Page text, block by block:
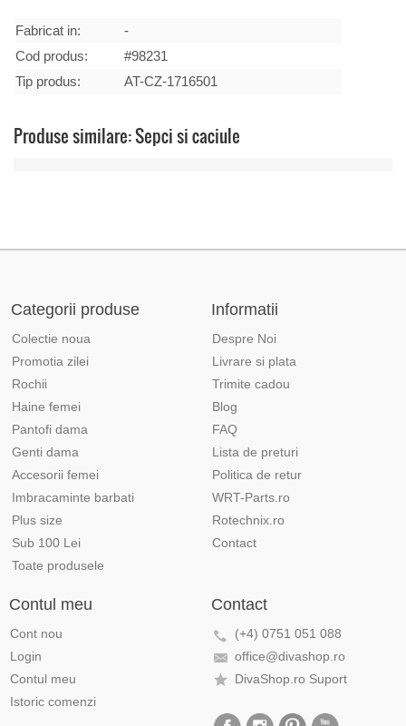
Fabricat in:
-
Cod produs:
#98231
Tip produs:
AT-CZ-1716501
Produse similare: Sepci si caciule
Categorii produse
Colectie noua
Promotia zilei
Rochii
Haine femei
Pantofi dama
Genti dama
Accesorii femei
Imbracaminte barbati
Plus size
Sub 100 Lei
Toate produsele
Informatii
Despre Noi
Livrare si plata
Trimite cadou
Blog
FAQ
Lista de preturi
Politica de retur
WRT-Parts.ro
Rotechnix.ro
Contact
Contul meu
Cont nou
Login
Contul meu
Istoric comenzi
Contact
(+4) 0751 051 088
office@divashop.ro
DivaShop.ro Suport